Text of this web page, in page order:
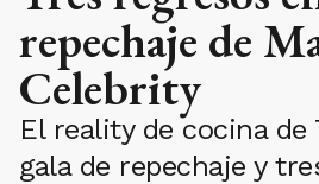
repechaje de
Celebrity
El reality de cocina de
gala de repechaje y